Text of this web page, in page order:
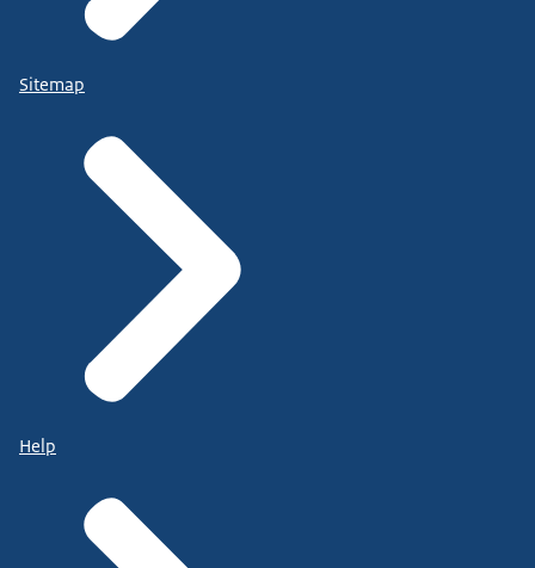
Sitemap
Help